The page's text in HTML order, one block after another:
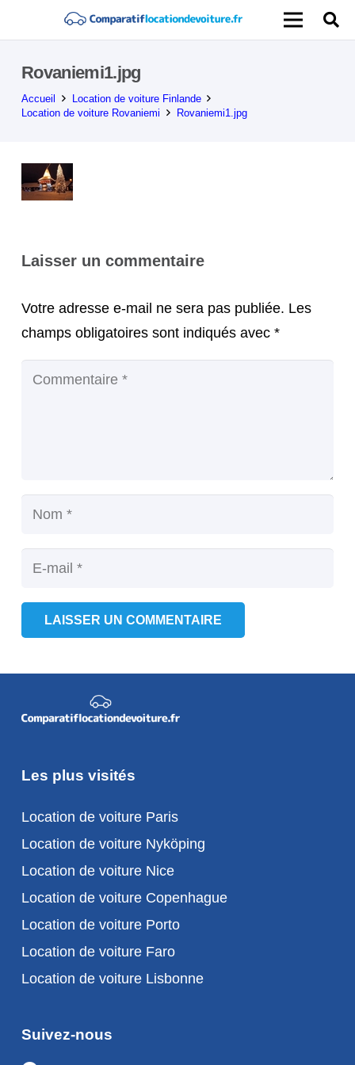
Rovaniemi1.jpg
Accueil
Location de voiture Finlande
Location de voiture Rovaniemi
Rovaniemi1.jpg
Laisser un commentaire
Votre adresse e-mail ne sera pas publiée. Les
champs obligatoires sont indiqués avec *
LAISSER UN COMMENTAIRE
Les plus visités
Location de voiture Paris
Location de voiture Nyköping
Location de voiture Nice
Location de voiture Copenhague
Location de voiture Porto
Location de voiture Faro
Location de voiture Lisbonne
Suivez-nous